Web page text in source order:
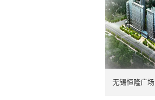
无锡恒隆广场